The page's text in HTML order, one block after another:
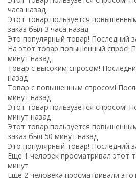
часа назад
Этот товар пользуется
заказ был 3 часа назад
Это популярный товар! Последний
На этот товар повышенный спрос!
минут назад
Товар с высоким спросом!
назад
Товар с повышенным спросом!
минут назад
Этот товар пользузется спросом!
минут назад
Этот товар пользуется
заказ был 50 минут назад
Это популярный товар! Последний
Еще 1 человек просматривал этот
минут
Еще 2 человека просматривали